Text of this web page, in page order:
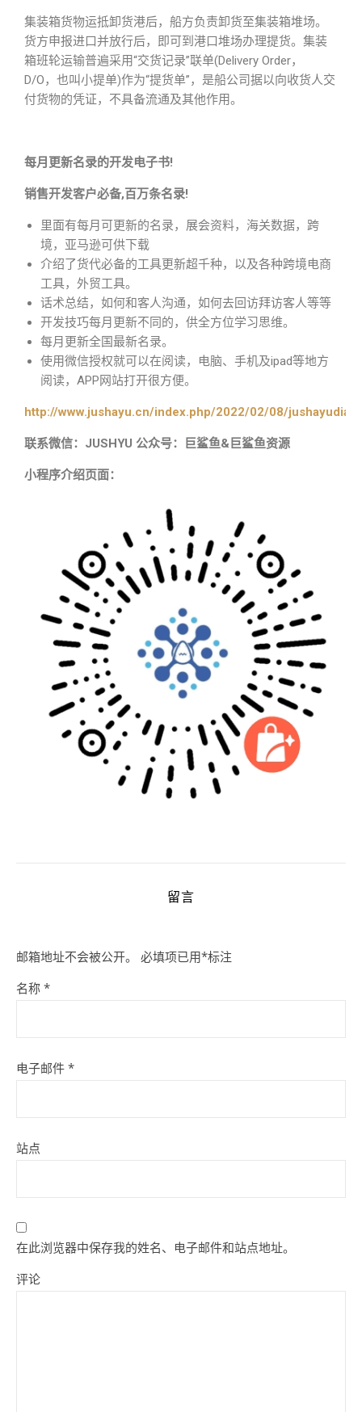
集装箱货物运抵卸货港后，船方负责卸货至集装箱堆场。
货方申报进口并放行后，即可到港口堆场办理提货。集装
箱班轮运输普遍采用“交货记录”联单(Delivery Order，
D/O，也叫小提单)作为“提货单”，是船公司据以向收货人交
付货物的凭证，不具备流通及其他作用。
每月更新名录的开发电子书!
销售开发客户必备,百万条名录!
里面有每月可更新的名录，展会资料，海关数据，跨
境，亚马逊可供下载
介绍了货代必备的工具更新超千种，以及各种跨境电商
工具，外贸工具。
话术总结，如何和客人沟通，如何去回访拜访客人等等
开发技巧每月更新不同的，供全方位学习思维。
每月更新全国最新名录。
使用微信授权就可以在阅读，电脑、手机及ipad等地方
阅读，APP网站打开很方便。
http://www.jushayu.cn/index.php/2022/02/08/
联系微信：JUSHYU 公众号：巨鲨鱼&巨鲨鱼资源
小程序介绍页面：
留言
邮箱地址不会被公开。 必填项已用*标注
名称 *
电子邮件 *
站点
在此浏览器中保存我的姓名、电子邮件和站点地址。
评论